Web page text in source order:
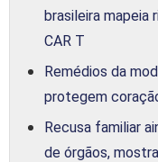
brasileira mapeia
CAR T
Remédios da
protegem
Recusa familiar
de órgãos,